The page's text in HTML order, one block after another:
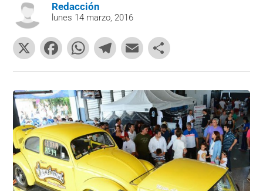
Redacción
lunes 14 marzo, 2016
X
F
a
c
e
b
o
o
k
W
h
at
s
A
p
p
T
el
e
gr
a
m
E
m
ai
l
o
m
p
ar
tir